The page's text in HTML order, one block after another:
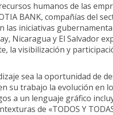
humanos de las
BANK, compañías del
las iniciativas
Nicaragua y El Salvador
la visibilización y
sea la oportunidad de
su trabajo la evolución en
a un lenguaje gráfico
de «TODOS Y